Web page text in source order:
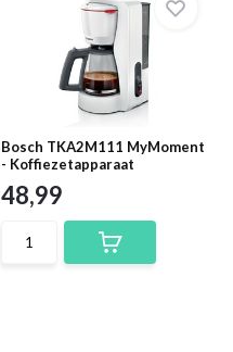
Bosch TKA2M111 MyMoment
- Koffiezetapparaat
48,99